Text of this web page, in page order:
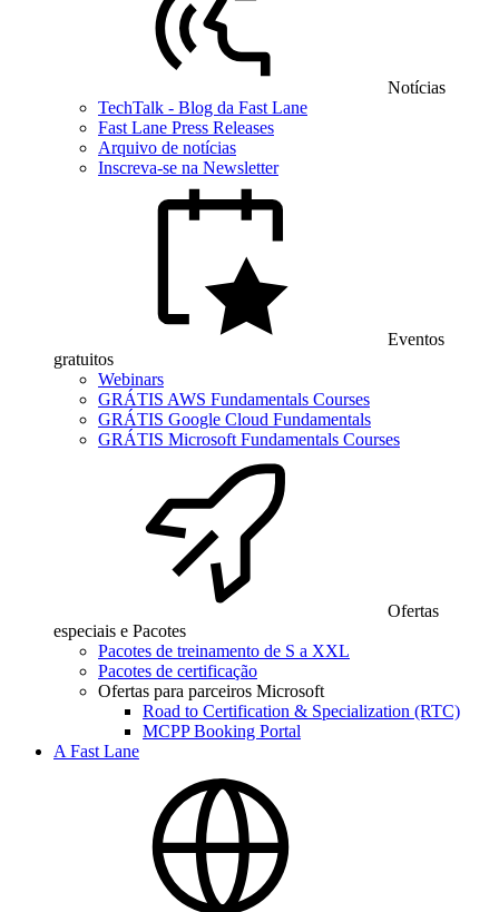
Notícias
TechTalk - Blog da Fast Lane
Fast Lane Press Releases
Arquivo de notícias
Inscreva-se na Newsletter
Eventos
gratuitos
Webinars
GRÁTIS AWS Fundamentals Courses
GRÁTIS Google Cloud Fundamentals
GRÁTIS Microsoft Fundamentals Courses
Ofertas
especiais e Pacotes
Pacotes de treinamento de S a XXL
Pacotes de certificação
Ofertas para parceiros Microsoft
Road to Certification & Specialization (RTC)
MCPP Booking Portal
A Fast Lane